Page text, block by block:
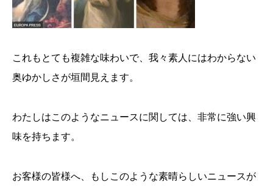
これもとても複雑な味わいで、我々素人にはわからない
奥ゆかしさが垣間見えます。
わたしはこのようなニュースに関しては、非常に強い興
味を持ちます。
お客様の皆様へ、もしこのような素晴らしいニュースが